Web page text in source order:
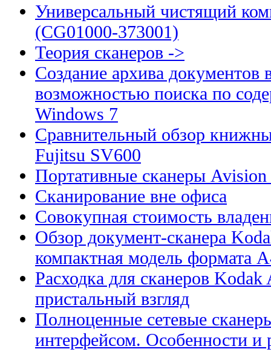
Универсальный чистящий
(CG01000-373001)
Теория сканеров ->
Создание архива документов
возможностью поиска по
Windows 7
Сравнительный обзор
Fujitsu SV600
Портативные сканеры Avision
Сканирование вне офиса
Совокупная стоимость
Обзор документ-сканера
компактная модель формата
Расходка для сканеров
пристальный взгляд
Полноценные сетевые
интерфейсом. Особенности и